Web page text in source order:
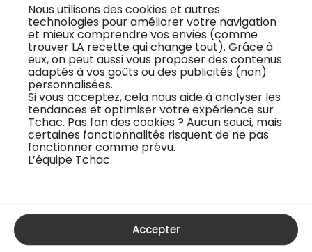
Nous utilisons des cookies et autres
technologies pour améliorer votre navigation
et mieux comprendre vos envies (comme
trouver LA recette qui change tout). Grâce à
eux, on peut aussi vous proposer des contenus
adaptés à vos goûts ou des publicités (non)
personnalisées.
Si vous acceptez, cela nous aide à analyser les
tendances et optimiser votre expérience sur
Tchac. Pas fan des cookies ? Aucun souci, mais
certaines fonctionnalités risquent de ne pas
fonctionner comme prévu.
L’équipe Tchac.
Accepter
Engagement 12 mois
1 prélèvement annuel de120€48€
J'essaye gratuitement
Formule exploration